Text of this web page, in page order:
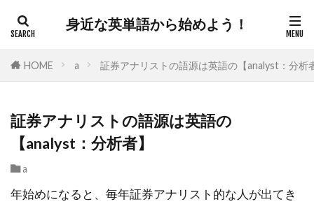
身近な英単語から始めよう！
HOME a 証券アナリストの語源は英語の【analyst：分析
証券アナリストの語源は英語の
【analyst：分析者】
a
年始めになると、毎年証券アナリスト的な人が出てき